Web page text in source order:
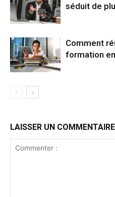
séduit de
Comment
formation
LAISSER UN COMMENTAIRE